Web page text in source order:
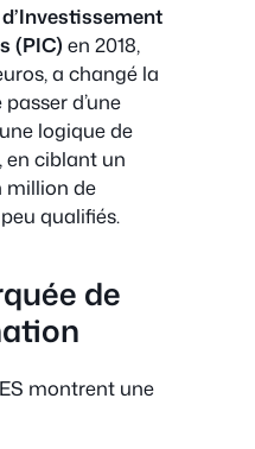
(PIC) en 2018,
a changé la
d’une
logique de
en ciblant un
million de
qualifiés.
de
montrent une